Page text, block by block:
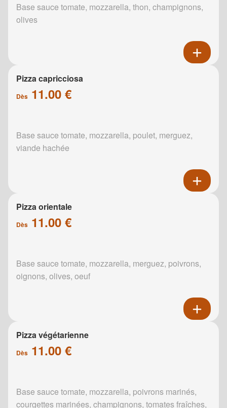
Base sauce tomate, mozzarella, thon, champignons,
olives
Pizza capricciosa
Dès 11.00 €
Base sauce tomate, mozzarella, poulet, merguez,
viande hachée
Pizza orientale
Dès 11.00 €
Base sauce tomate, mozzarella, merguez, poivrons,
oignons, olives, oeuf
Pizza végétarienne
Dès 11.00 €
Base sauce tomate, mozzarella, poivrons marinés,
courgettes marinées, champignons, tomates fraîches,